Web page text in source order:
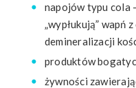
napojów typu cola
„wypłukują” wapń
demineralizacji
produktów
żywności